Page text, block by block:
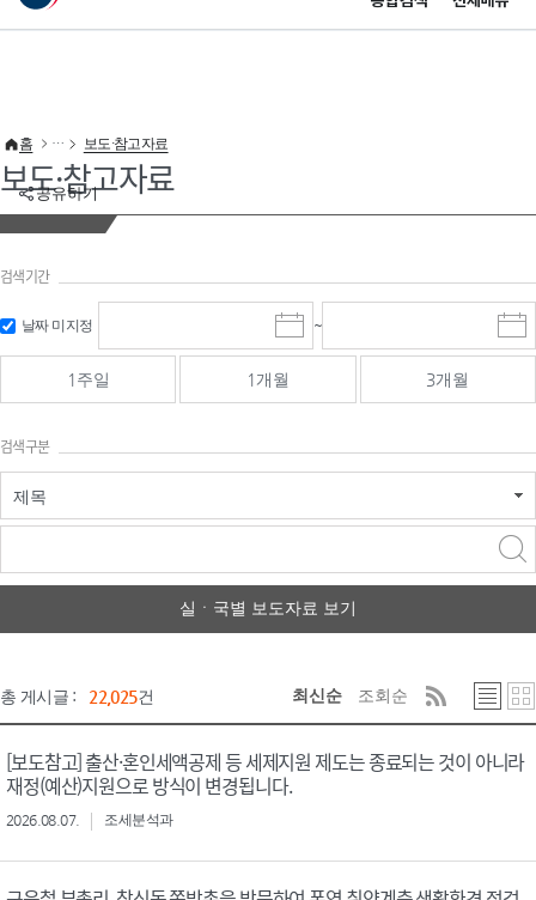
이 누리집은 대한민국 공식 전자정부 누리집입니다.
공유하기
홈 보도·참고자료
보도·참고자료
검색기간
날짜 미지정
시
작
일
선
~
종
료
선
1주일 1개월 3개월
검색구분
제목
실ㆍ국별 보도자료 보기
총 게시글 : 22,025건 최신순 조회순
[보도참고] 출산·혼인세액공제 등 세제지원 제도는 종료되는 것이 아니라
재정(예산)지원으로 방식이 변경됩니다.
2026.08.07. 조세분석과